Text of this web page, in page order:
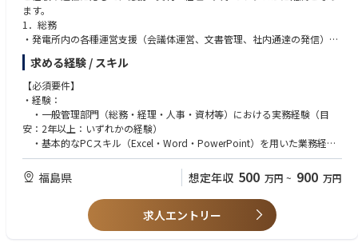
中期（3〜5年）：中期には、プロジェクトのリードPMとして、プロジェ
クト管理運営やチームのマネジメントをお任せいたします。
す。
長期（5年以上）：
長期的には、東通の建設プロジェクトを統括するシニアPMやプロジェク
トマネジメント部門の責任者として、建設全体のプロジェクト戦略の策定
や経営判断に関与していただくことを期待しています。
50代３名，40代５名，30代４名，20代７名
・上下関係なくフラットな雰囲気です。
・キャリア採用者が２名おり、活躍しています。
ます。
1．総務
・発電所内の各種運営支援（会議体運営、文書管理、社内通達の発信）
・来訪者や協力会社対応および入構手続き管理
・施設管理、備品・消耗品の管理
・防災・危機管理対応の事務局運営補助
2．資材
・資機材の調達業務（発注・納期調整・受入検収）
・協力会社・取引先との契約および価格交渉の補助
・調達に関する法令・社内規程の遵守管理
・廃炉作業に必要な資機材の安定供給体制の構築支援
・日常経理業務（伝票処理、支払・入金管理）
求める経験 / スキル
【必須要件】
・経験：
・一般管理部門（総務・経理・人事・資材等）における実務経験（目
安：2年以上：いずれかの経験）
・基本的なPCスキル（Excel・Word・PowerPoint）を用いた業務経験
・複数の関係者と連携しながら業務を進めた経験（社内外問わず）
・ルールや手順に則り、正確に業務を遂行した経験
・コンプライアンスや機密管理を意識した業務経験
・一般管理業務（総務・経理・人事・資材等）に関する基礎知識
・基本的なPCスキル（Excelでのデータ集計、Wordでの文書作成、Po
福島県 想定年収 500 万円 ~ 900 万円
求人エントリー